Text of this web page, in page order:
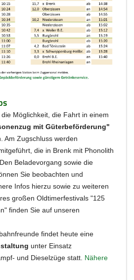
Möglichkeit, die Fahrt in einem
mit Güterbeförderung"
Am Zugschluss werden
die in Brenk mit Phonolith
Beladevorgang sowie die
Sie beobachten und
Infos hierzu sowie zu weiteren
großen Oldtimerfestivals "125
finden Sie auf unseren
findet heute eine
unter Einsatz
und Dieselzüge statt. Nähere